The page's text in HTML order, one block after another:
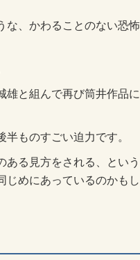
な、かわることのない恐怖
雄と組んで再び筒井作品に
ものすごい迫力です。
る見方をされる、という
じめにあっているのかもし